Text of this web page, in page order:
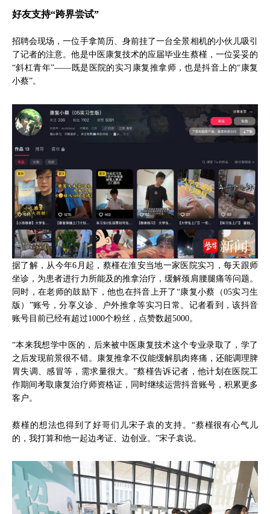
好友支持“跨界尝试”
招聘会现场，一位手拿简历、身前挂了一台全景相机的小伙儿吸引
了记者的注意。他是中医康复技术的应届毕业生蔡槿，一位妥妥的
“斜杠青年”——既是医院的实习康复推拿师，也是抖音上的“康复
小蔡”。
据了解，从今年6月起，蔡槿在淮安当地一家医院实习，每天跟师
坐诊，为患者进行力所能及的推拿治疗，缓解颈肩腰腿痛等问题。
同时，在老师的鼓励下，他也在抖音上开了“康复小蔡（05实习生
版）”账号，分享义诊、户外推拿等实习日常。记者看到，该抖音
账号目前已经有超过1000个粉丝，点赞数超5000。
“本来我想学中医的，后来被中医康复技术这个专业录取了，学了
之后发现前景很不错。康复推拿不仅能缓解肌肉疼痛，还能调理脾
胃失调、感冒等，需求量很大。”蔡槿告诉记者，他计划在医院工
作期间考取康复治疗师资格证，同时继续运营抖音账号，积累更多
客户。
蔡槿的想法也得到了好哥们儿宋子袁的支持。“蔡槿很有心气儿
的，我打算和他一起边考证、边创业。”宋子袁说。